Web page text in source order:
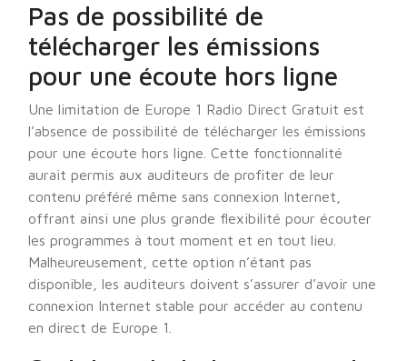
Pas de possibilité de
télécharger les émissions
pour une écoute hors ligne
Une limitation de Europe 1 Radio Direct Gratuit est
l’absence de possibilité de télécharger les émissions
pour une écoute hors ligne. Cette fonctionnalité
aurait permis aux auditeurs de profiter de leur
contenu préféré même sans connexion Internet,
offrant ainsi une plus grande flexibilité pour écouter
les programmes à tout moment et en tout lieu.
Malheureusement, cette option n’étant pas
disponible, les auditeurs doivent s’assurer d’avoir une
connexion Internet stable pour accéder au contenu
en direct de Europe 1.